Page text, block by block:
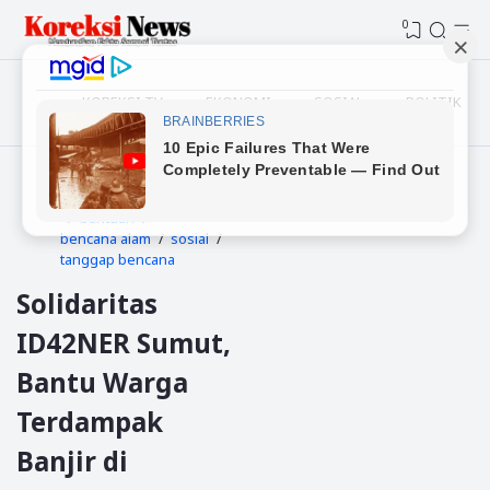
0
KOREKSI TV EKONOMI SOSIAL POLITIK
Beranda
Aceh tamiang
bantuan
bencana alam
sosial
tanggap bencana
Solidaritas
ID42NER Sumut,
Bantu Warga
Terdampak
Banjir di